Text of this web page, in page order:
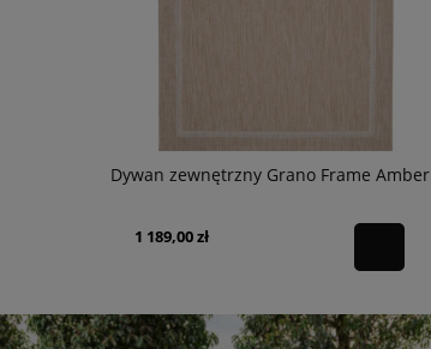
Dywan zewnętrzny Grano Frame Amber
1 189,00 zł